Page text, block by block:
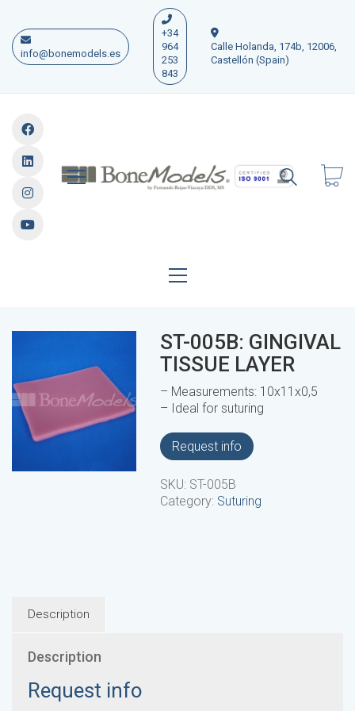
info@bonemodels.es
+34
964
253
843
Calle Holanda, 174b, 12006,
Castellón (Spain)
ST-005B: GINGIVAL
TISSUE LAYER
– Measurements: 10x11x0,5
– Ideal for suturing
Request info
SKU: ST-005B
Category: Suturing
Description
Description
Request info